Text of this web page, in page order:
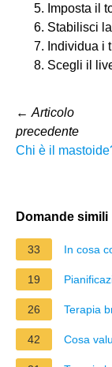
Imposta il
Stabilisci
Individua i
Scegli il
← Articolo
precedente
Chi è il
Domande simili
33 In cosa
19
26 Terapia
42 Cosa